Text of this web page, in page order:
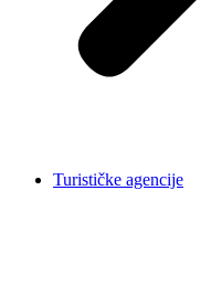
Turističke agencije